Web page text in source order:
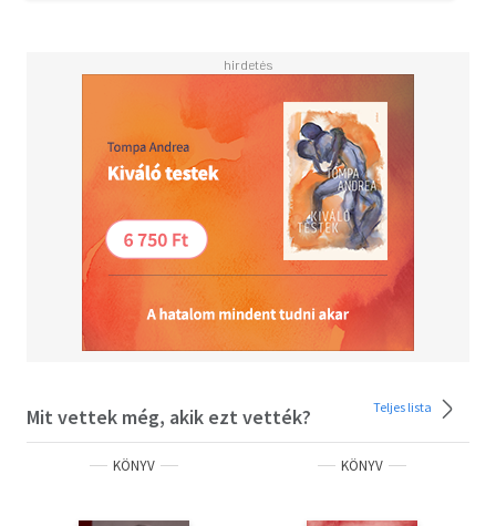
Mit vettek még, akik ezt vették? Teljes lista
KÖNYV KÖNYV